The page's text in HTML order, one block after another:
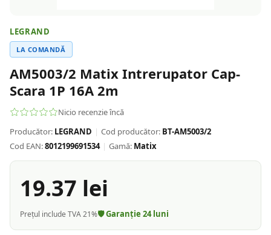
LEGRAND
LA COMANDĂ
AM5003/2 Matix Intrerupator Cap-
Scara 1P 16A 2m
Nicio recenzie încă
Producător: LEGRAND | Cod producător: BT-AM5003/2
Cod EAN:8012199691534 | Gamă: Matix
19.37 lei
Prețul include TVA 21%🛡️ Garanție 24luni